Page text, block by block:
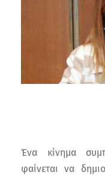
Ένα κίνημα
φαίνεται να